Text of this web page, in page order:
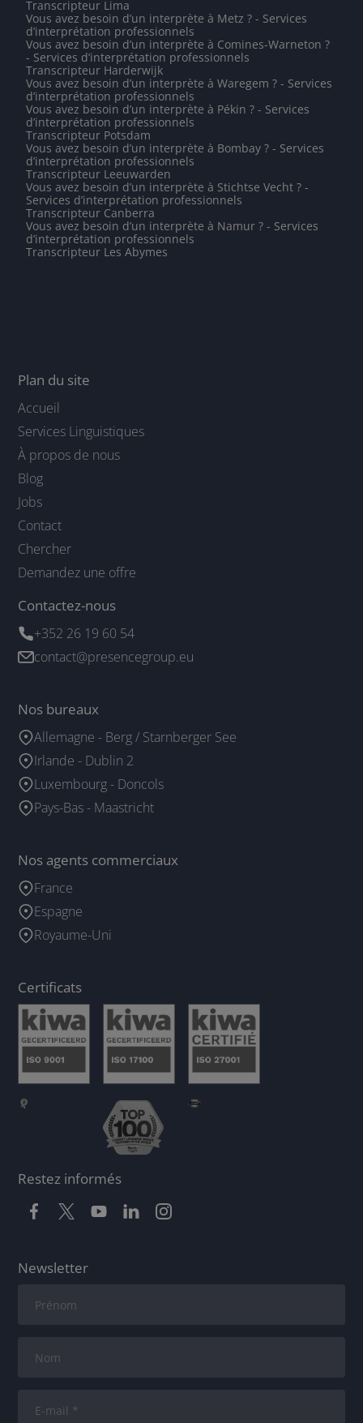
Transcripteur Lima
Vous avez besoin d’un interprète à Metz ? - Services
d’interprétation professionnels
Vous avez besoin d’un interprète à Comines-Warneton ?
- Services d’interprétation professionnels
Transcripteur Harderwijk
Vous avez besoin d’un interprète à Waregem ? - Services
d’interprétation professionnels
Vous avez besoin d’un interprète à Pékin ? - Services
d’interprétation professionnels
Transcripteur Potsdam
Vous avez besoin d’un interprète à Bombay ? - Services
d’interprétation professionnels
Transcripteur Leeuwarden
Vous avez besoin d’un interprète à Stichtse Vecht ? -
Services d’interprétation professionnels
Transcripteur Canberra
Vous avez besoin d’un interprète à Namur ? - Services
d’interprétation professionnels
Transcripteur Les Abymes
Plan du site
Accueil
Services Linguistiques
À propos de nous
Blog
Jobs
Contact
Chercher
Demandez une offre
Contactez-nous
+352 26 19 60 54
contact@presencegroup.eu
Nos bureaux
Allemagne - Berg / Starnberger See
Irlande - Dublin 2
Luxembourg - Doncols
Pays-Bas - Maastricht
Nos agents commerciaux
France
Espagne
Royaume-Uni
Certificats
Restez informés
Newsletter